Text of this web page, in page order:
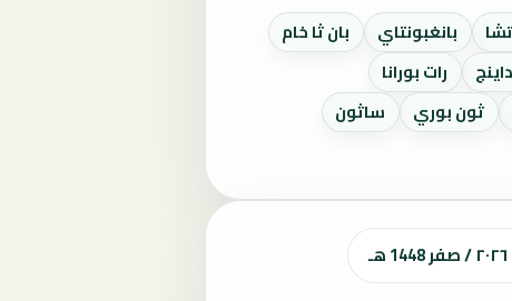
بانغبونتاي
بان ثا خام
رات بورانا
ثون بوري
ساثون